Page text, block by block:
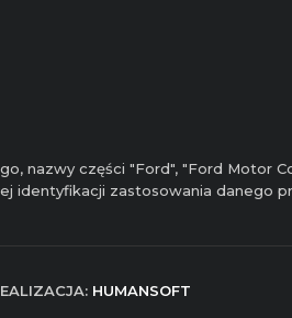
nazwy części "Ford", "Ford Motor
identyfikacji zastosowania danego
HUMANSOFT